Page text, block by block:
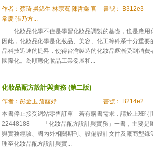
作者：蔡琦 吳錦生 林宗寬 陳哲鑫 官
常慶 張乃方...
書號： B312e3
化妝品化學不僅是學習化妝品調製的基礎，也是應用
因此，化妝品化學是化妝品、美容、化工等科系十分重要
品科技迅速的提昇，使得台灣製造的化妝品逐漸受到消費
國際化。為順應化妝品工業發展和...
化妝品配方設計與實務 (第二版)
作者：彭金玉 詹馥妤
書號： B214e2
本書停止接受網站零售訂單，若有購書需求，請於上班時
22448188 「化妝品配方設計與實務」一書，主要是
與實務經驗、國內外相關期刊、設備設計文件及廠商型錄
理至化妝品配方設計與實...